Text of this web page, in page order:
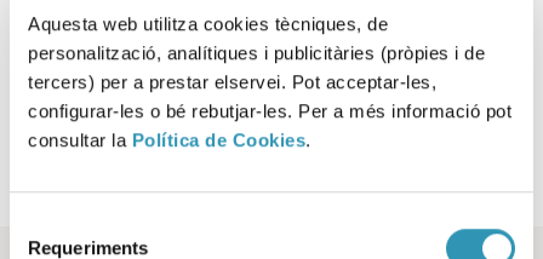
Aquesta web utilitza cookies tècniques, de
personalització, analítiques i publicitàries (pròpies i de
tercers) per a prestar elservei. Pot acceptar-les,
configurar-les o bé rebutjar-les. Per a més informació pot
consultar la Política de Cookies.
Requeriments
LA SALUT EN XIFRES
ENQUESTA FACTORS DE RISC A L'ESCOLA SECUNDÀRIA
(FRESC)
ETAPES DE LA VIDA
ADOLESCÈNCIA
ENTORNS
ESCOLES